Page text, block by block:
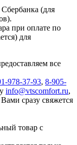
(для
при оплате по
для
все
978-37-93, 8-905-
info@vtscomfort.ru,
сразу свяжется
товар с